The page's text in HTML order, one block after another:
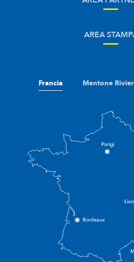
AREA
Francia Mentone